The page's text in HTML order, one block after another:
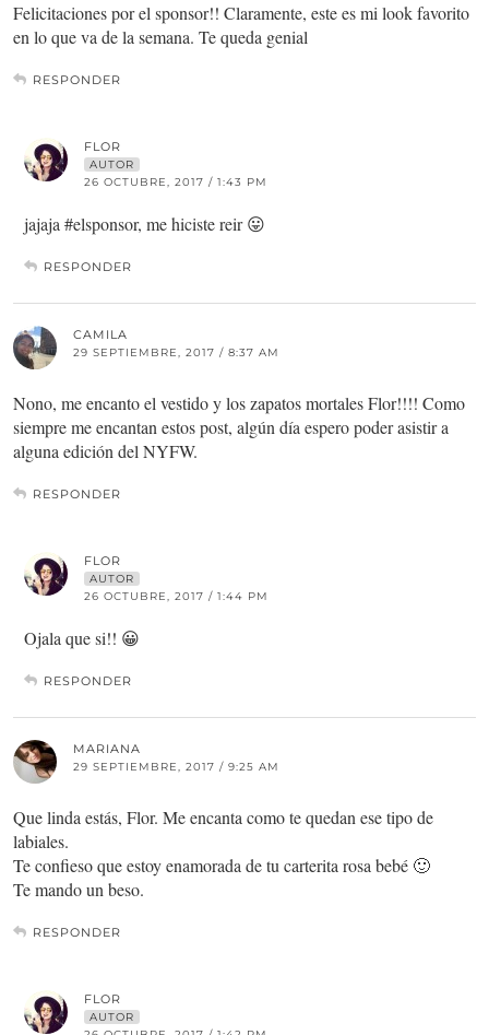
Felicitaciones por el sponsor!! Claramente, este es mi look favorito
en lo que va de la semana. Te queda genial
RESPONDER
FLOR
AUTOR
26 OCTUBRE, 2017 / 1:43 PM
jajaja #elsponsor, me hiciste reir 😛
RESPONDER
CAMILA
29 SEPTIEMBRE, 2017 / 8:37 AM
Nono, me encanto el vestido y los zapatos mortales Flor!!!! Como
siempre me encantan estos post, algún día espero poder asistir a
alguna edición del NYFW.
RESPONDER
FLOR
AUTOR
26 OCTUBRE, 2017 / 1:44 PM
Ojala que si!! 😀
RESPONDER
MARIANA
29 SEPTIEMBRE, 2017 / 9:25 AM
Que linda estás, Flor. Me encanta como te quedan ese tipo de
labiales.
Te confieso que estoy enamorada de tu carterita rosa bebé 🙂
Te mando un beso.
RESPONDER
FLOR
AUTOR